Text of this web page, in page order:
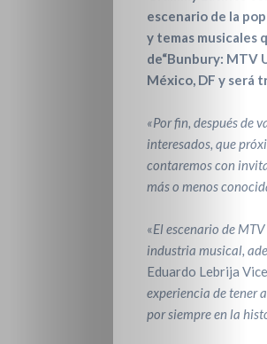
escenario de la
y temas musicales
de“Bunbury: MTV
México, DF y será
«Por fin, después de
interesados, que
contaremos con
más o menos
«El escenario de
industria musical,
Eduardo Lebrija
experiencia de tener
por siempre en la